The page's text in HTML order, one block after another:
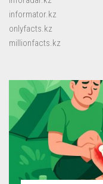
informator.kz
onlyfacts.kz
millionfacts.kz